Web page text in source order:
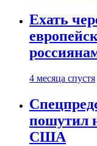
Ехать
4 месяца спустя
пошутил
США